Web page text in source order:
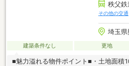
秩父鉄
その他の交通
埼玉県
建築条件なし 更地
■魅力溢れる物件ポイント■・土地面積